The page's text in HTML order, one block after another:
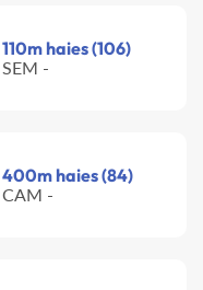
110m haies (106)
SEM -
400m haies (84)
CAM -